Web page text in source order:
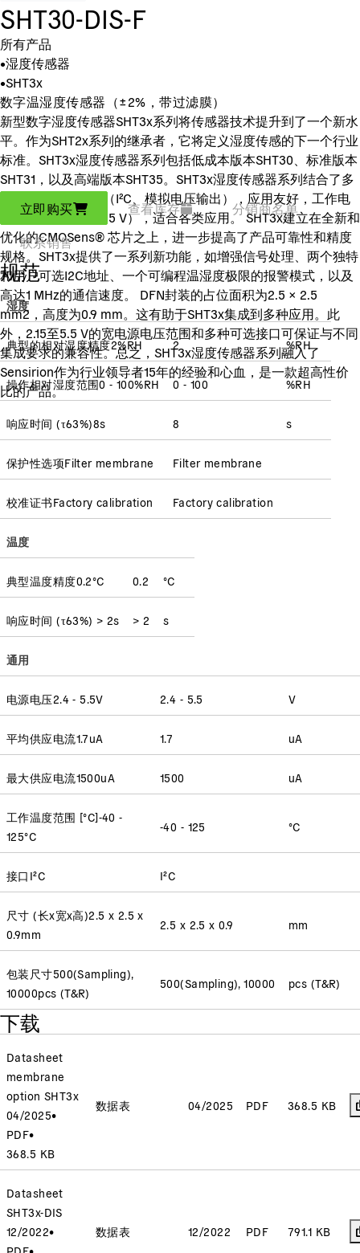
SHT30-DIS-F
所有产品
•湿度传感器
•SHT3x
数字温湿度传感器（±2%，带过滤膜）
新型数字湿度传感器SHT3x系列将传感器技术提升到了一个新水
平。作为SHT2x系列的继承者，它将定义湿度传感的下一个行业
标准。SHT3x湿度传感器系列包括低成本版本SHT30、标准版本
SHT31，以及高端版本SHT35。SHT3x湿度传感器系列结合了多
种功能和各种接口（I²C、模拟电压输出），应用友好，工作电
压范围宽（2.15至5.5 V），适合各类应用。 SHT3x建立在全新和
优化的CMOSens® 芯片之上，进一步提高了产品可靠性和精度
规格。SHT3x提供了一系列新功能，如增强信号处理、两个独特
和用户可选I2C地址、一个可编程温湿度极限的报警模式，以及
高达1 MHz的通信速度。 DFN封装的占位面积为2.5 × 2.5
mm2，高度为0.9 mm。这有助于SHT3x集成到多种应用。此
外，2.15至5.5 V的宽电源电压范围和多种可选接口可保证与不同
集成要求的兼容性。总之，SHT3x湿度传感器系列融入了
Sensirion作为行业领导者15年的经验和心血，是一款超高性价
比的产品。
立即购买 查看库存 分销商名单
联系销售
规范
湿度
典型的相对湿度精度2%RH 2 %RH
操作相对湿度范围0 - 100%RH 0 - 100 %RH
响应时间 (τ63%)8s 8 s
保护性选项Filter membrane Filter membrane
校准证书Factory calibration Factory calibration
温度
典型温度精度0.2°C 0.2 °C
响应时间 (τ63%) > 2s > 2 s
通用
电源电压2.4 - 5.5V 2.4 - 5.5 V
平均供应电流1.7uA 1.7 uA
最大供应电流1500uA 1500 uA
工作温度范围 [°C]-40 -
125°C
-40 - 125 °C
接口 I²C I²C
尺寸 (长x宽x高)2.5 x 2.5 x
0.9mm
2.5 x 2.5 x 0.9 mm
包装尺寸500(Sampling),
10000pcs (T&R)
500(Sampling), 10000 pcs (T&R)
下载
Datasheet
membrane
option SHT3x
04/2025•
PDF•
368.5 KB
数据表 04/2025 PDF 368.5 KB
Datasheet
SHT3x-DIS
12/2022•
数据表 12/2022 PDF 791.1 KB